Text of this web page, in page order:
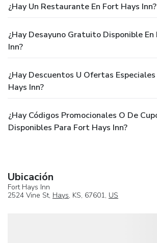
¿Hay Un Restaurante En Fort Hays Inn?
¿Hay Desayuno Gratuito Disponible En
Inn?
¿Hay Descuentos U Ofertas
Hays Inn?
¿Hay Códigos Promocionales O De
Disponibles Para Fort Hays Inn?
Ubicación
Fort Hays Inn
2524 Vine St, Hays, KS, 67601, US